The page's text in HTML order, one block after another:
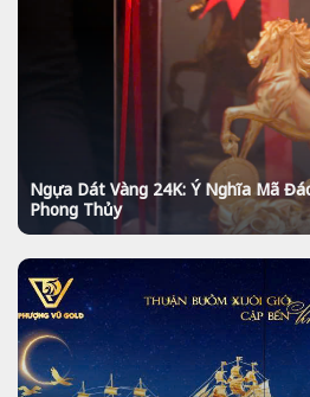
Ngựa Dát Vàng 24K: Ý Nghĩa Mã
Phong Thủy